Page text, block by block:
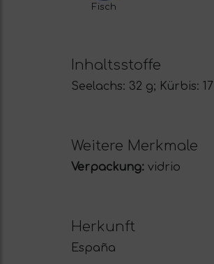
Fisch
Inhaltsstoffe
Seelachs: 32 g; Kürbis:
Weitere Merkmale
Verpackung: vidrio
Herkunft
España